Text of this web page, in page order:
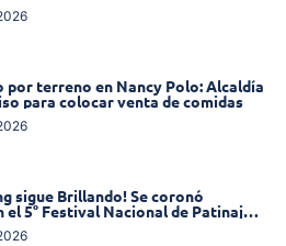
por terreno en Nancy Polo: Alcaldía
para colocar venta de comidas
sigue Brillando! Se coronó
el 5° Festival Nacional de Patinaje
Ruedas»